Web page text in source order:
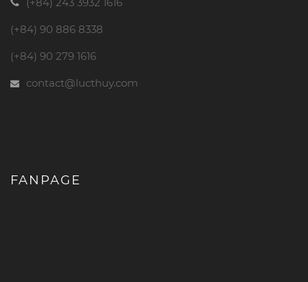
(+84) 90 886 8338
(+84) 90 279 1616
contact@lucthuy.com
FANPAGE